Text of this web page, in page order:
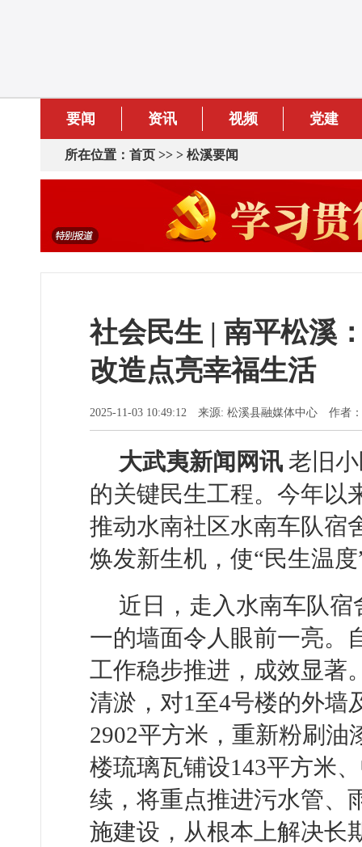
要闻 资讯 视频 党建
所在位置： 首页 >> > 松溪要闻
社会民生 | 南平松溪
改造点亮幸福生活
2025-11-03 10:49:12 来源: 松溪县融媒体中心 作者：
大武夷新闻网讯 老旧
的关键民生工程。今年以
推动水南社区水南车队宿
焕发新生机，使“民生温
近日，走入水南车队
一的墙面令人眼前一亮。
工作稳步推进，成效显著
清淤，对1至4号楼的外墙
2902平方米，重新粉刷油
楼琉璃瓦铺设143平方米
续，将重点推进污水管、
施建设，从根本上解决长